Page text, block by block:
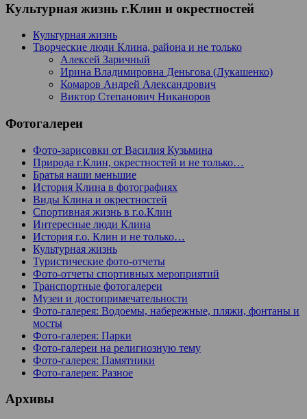
Культурная жизнь г.Клин и окрестностей
Культурная жизнь
Творческие люди Клина, района и не только
Алексей Заричный
Ирина Владимировна Деньгова (Лукашенко)
Комаров Андрей Александрович
Виктор Степанович Никаноров
Фотогалереи
Фото-зарисовки от Василия Кузьмина
Природа г.Клин, окрестностей и не только…
Братья наши меньшие
История Клина в фотографиях
Виды Клина и окрестностей
Спортивная жизнь в г.о.Клин
Интересные люди Клина
История г.о. Клин и не только…
Культурная жизнь
Туристические фото-отчеты
Фото-отчеты спортивных мероприятий
Транспортные фотогалереи
Музеи и достопримечательности
Фото-галерея: Водоемы, набережные, пляжи, фонтаны и
мосты
Фото-галерея: Парки
Фото-галереи на религиозную тему
Фото-галерея: Памятники
Фото-галерея: Разное
Архивы